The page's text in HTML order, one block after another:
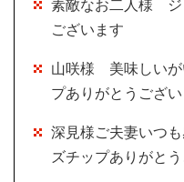
素敵なお二人様 ジ
ございます
山咲様 美味しい
プありがとうござ
深見様ご夫妻いつ
ズチップありがと